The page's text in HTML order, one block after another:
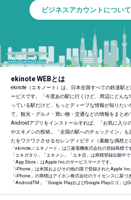
ビジネスアカウントについ
ekinote WEBとは
ekinote（エキノート）は、日本全国すべての鉄道駅
ービスです。「今度あの駅に行くけど、周辺にどん
っている駅だけど、もっとディープな情報が知りた
て、観光・グルメ・買い物・交通などの情報をまと
Androidアプリをインストールすれば、「お気に入り
やエキメシの投稿」「全国の駅へのチェックイン」
たをワクワクさせるセレンディピティ（素敵な偶然と
「ekinote／エキノート」は三菱電機株式会社の登録商標で
「エキガタリ」「エキメシ」「エキ活」は商標登録出願中で
「App Store」はApple Inc.のサービスマークです。
「iPhone」は米国およびその他の国で登録されたApple Inc.
「iPhone」の商標はアイホン株式会社のライセンスに基づ
「AndroidTM 」「Google PlayおよびGoogle Playロゴ」は